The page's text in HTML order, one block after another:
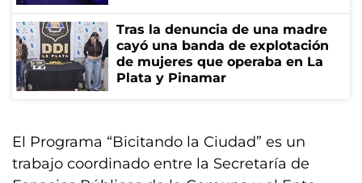
Tras la denuncia de una madre
cayó una banda de explotación
de mujeres que operaba en La
Plata y Pinamar
El Programa “Bicitando la Ciudad” es un
trabajo coordinado entre la Secretaría de